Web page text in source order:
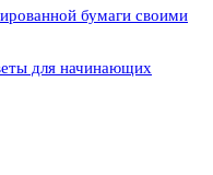
бумаги своими
для начинающих